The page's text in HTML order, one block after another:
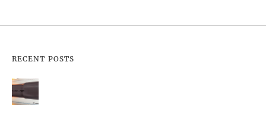
RECENT POSTS